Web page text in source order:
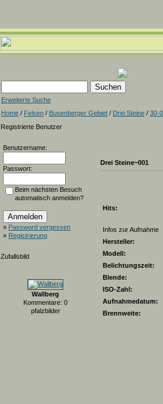
Erweiterte Suche
Home / Felsen / Busenberger Gebiet / Drei Steine / 30-
Registrierte Benutzer
Benutzername:
Passwort:
Beim nächsten Besuch
automatisch anmelden?
» Password vergessen
» Registrierung
Zufallsbild
Wallberg
Kommentare: 0
pfalzbilder
Drei Steine~001
Hits:
Infos zur Aufnahme
Hersteller:
Modell:
Belichtungszeit:
Blende:
ISO-Zahl:
Aufnahmedatum:
Brennweite: